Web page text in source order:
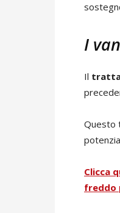
I
Il
Questo
Clicca
freddo